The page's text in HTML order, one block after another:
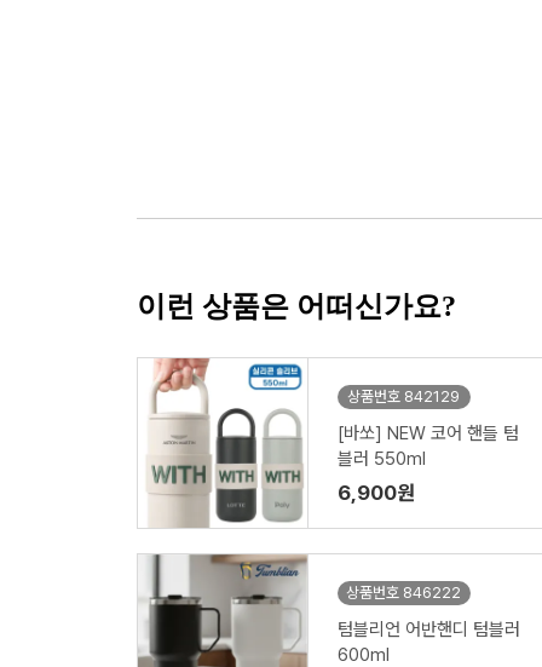
이런 상품은 어떠신가요?
상품번호 842129
[바쏘] NEW 코어 핸들 텀
블러 550ml
6,900원
상품번호 846222
텀블리언 어반핸디 텀블러
600ml